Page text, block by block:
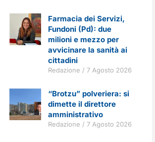
Farmacia dei Servizi,
Fundoni (Pd): due
milioni e mezzo per
avvicinare la sanità ai
cittadini
Redazione 7 Agosto 2026
“Brotzu” polveriera: si
dimette il direttore
amministrativo
Redazione 7 Agosto 2026